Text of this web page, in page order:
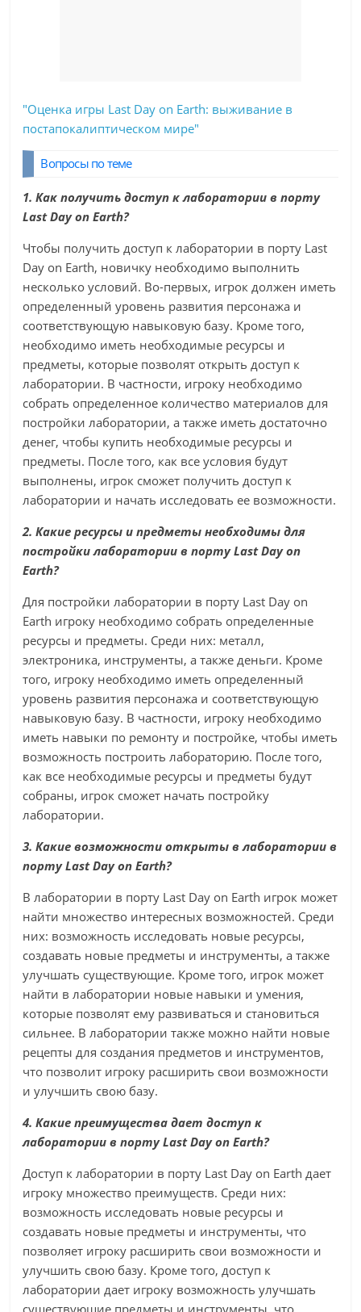
"Оценка игры Last Day on Earth: выживание в
постапокалиптическом мире"
Вопросы по теме
1. Как получить доступ к лаборатории в порту
Last Day on Earth?
Чтобы получить доступ к лаборатории в порту Last
Day on Earth, новичку необходимо выполнить
несколько условий. Во-первых, игрок должен иметь
определенный уровень развития персонажа и
соответствующую навыковую базу. Кроме того,
необходимо иметь необходимые ресурсы и
предметы, которые позволят открыть доступ к
лаборатории. В частности, игроку необходимо
собрать определенное количество материалов для
постройки лаборатории, а также иметь достаточно
денег, чтобы купить необходимые ресурсы и
предметы. После того, как все условия будут
выполнены, игрок сможет получить доступ к
лаборатории и начать исследовать ее возможности.
2. Какие ресурсы и предметы необходимы для
постройки лаборатории в порту Last Day on
Earth?
Для постройки лаборатории в порту Last Day on
Earth игроку необходимо собрать определенные
ресурсы и предметы. Среди них: металл,
электроника, инструменты, а также деньги. Кроме
того, игроку необходимо иметь определенный
уровень развития персонажа и соответствующую
навыковую базу. В частности, игроку необходимо
иметь навыки по ремонту и постройке, чтобы иметь
возможность построить лабораторию. После того,
как все необходимые ресурсы и предметы будут
собраны, игрок сможет начать постройку
лаборатории.
3. Какие возможности открыты в лаборатории в
порту Last Day on Earth?
В лаборатории в порту Last Day on Earth игрок может
найти множество интересных возможностей. Среди
них: возможность исследовать новые ресурсы,
создавать новые предметы и инструменты, а также
улучшать существующие. Кроме того, игрок может
найти в лаборатории новые навыки и умения,
которые позволят ему развиваться и становиться
сильнее. В лаборатории также можно найти новые
рецепты для создания предметов и инструментов,
что позволит игроку расширить свои возможности
и улучшить свою базу.
4. Какие преимущества дает доступ к
лаборатории в порту Last Day on Earth?
Доступ к лаборатории в порту Last Day on Earth дает
игроку множество преимуществ. Среди них:
возможность исследовать новые ресурсы и
создавать новые предметы и инструменты, что
позволяет игроку расширить свои возможности и
улучшить свою базу. Кроме того, доступ к
лаборатории дает игроку возможность улучшать
существующие предметы и инструменты, что